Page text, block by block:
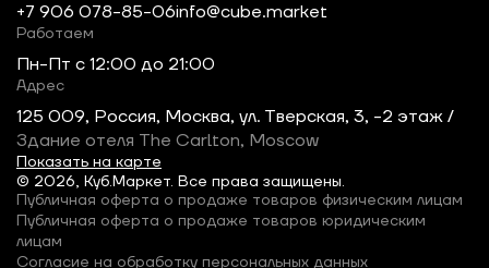
© 2026, Куб.Маркет. Все права защищены.
+7 906 078-85-06info@cube.market
Работаем
Пн-Пт c 12:00 до 21:00
Адрес
125 009, Россия, Москва, ул. Тверская, 3, -2 этаж /
Здание отеля The Carlton, Moscow
Показать на карте
Публичная оферта о продаже товаров физическим лицам
Публичная оферта о продаже товаров юридическим
лицам
Согласие на обработку персональных данных